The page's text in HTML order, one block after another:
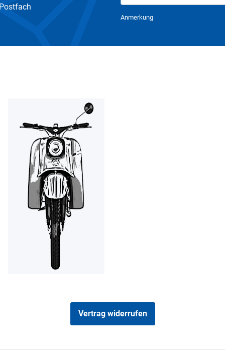
Anmerkung
Vertrag widerrufen